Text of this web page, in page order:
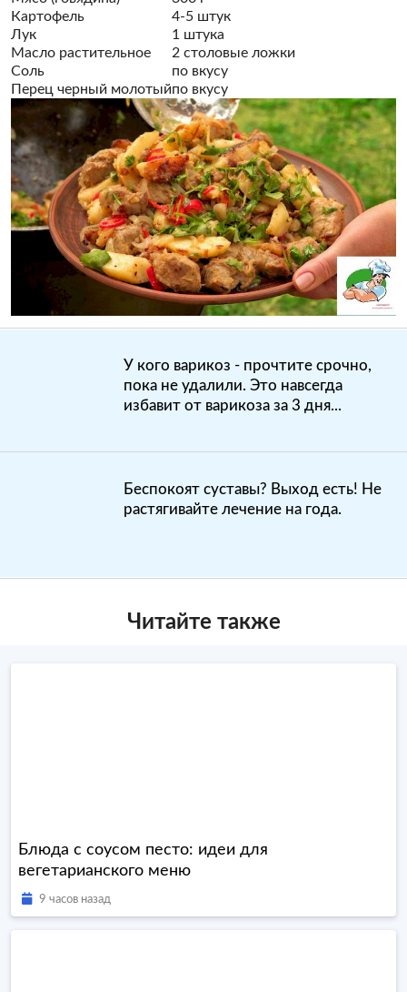
Картофель
4-5 штук
Лук
1 штука
Масло растительное
2 столовые ложки
Соль
по вкусу
Перец черный молотыйпо вкусу
У кого варикоз - прочтите срочно,
пока не удалили. Это навсегда
избавит от варикоза за 3 дня...
Беспокоят суставы? Выход есть! Не
растягивайте лечение на года.
Читайте также
Блюда с соусом песто: идеи для
вегетарианского меню
9 часов назад